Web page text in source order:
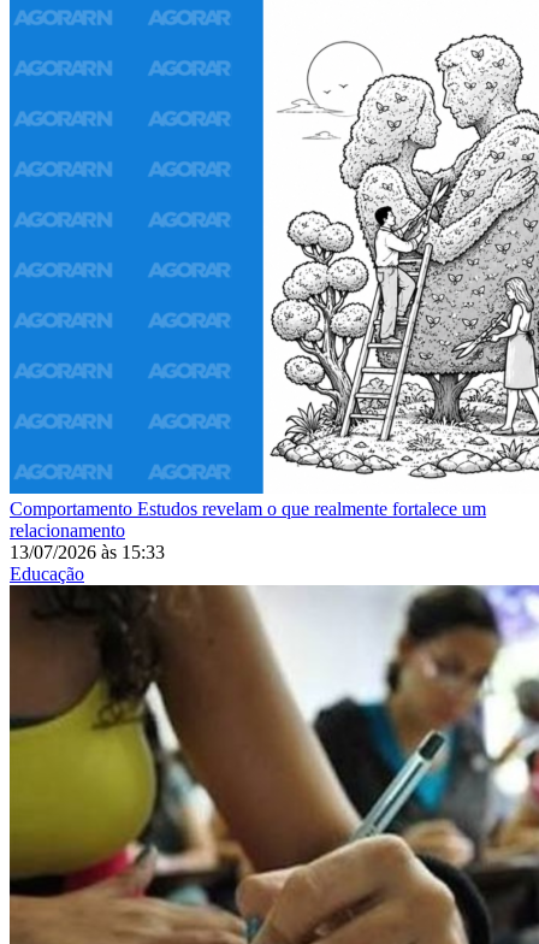
Comportamento Estudos revelam o que realmente fortalece um
relacionamento
13/07/2026 às 15:33
Educação